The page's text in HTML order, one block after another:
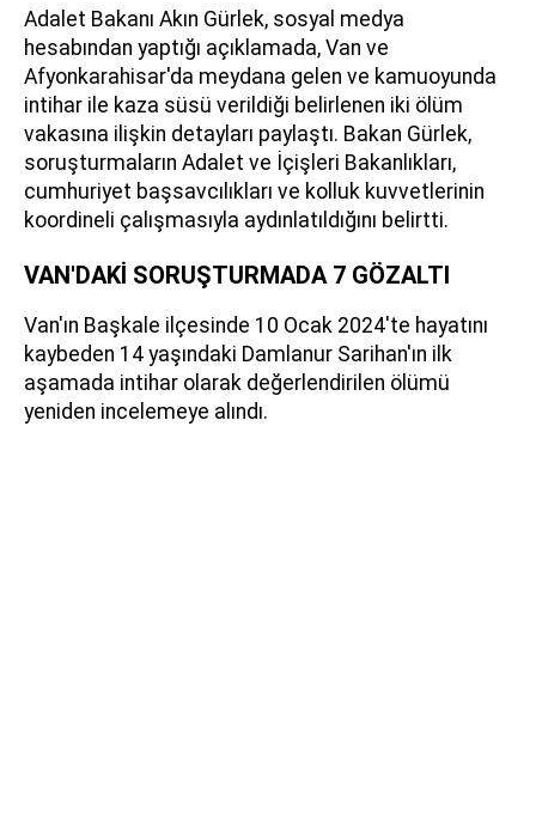
Adalet Bakanı Akın Gürlek, sosyal medya
hesabından yaptığı açıklamada, Van ve
Afyonkarahisar'da meydana gelen ve kamuoyunda
intihar ile kaza süsü verildiği belirlenen iki ölüm
vakasına ilişkin detayları paylaştı. Bakan Gürlek,
soruşturmaların Adalet ve İçişleri Bakanlıkları,
cumhuriyet başsavcılıkları ve kolluk kuvvetlerinin
koordineli çalışmasıyla aydınlatıldığını belirtti.
VAN'DAKİ SORUŞTURMADA 7 GÖZALTI
Van'ın Başkale ilçesinde 10 Ocak 2024'te hayatını
kaybeden 14 yaşındaki Damlanur Sarihan'ın ilk
aşamada intihar olarak değerlendirilen ölümü
yeniden incelemeye alındı.